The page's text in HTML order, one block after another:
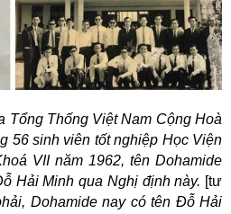
Tổng Thống Việt Nam Cộng Hoà
56 sinh viên tốt nghiệp Học Viện
VII năm 1962, tên Dohamide
Hải Minh qua Nghị định này. [tư
Dohamide nay có tên Đỗ Hải